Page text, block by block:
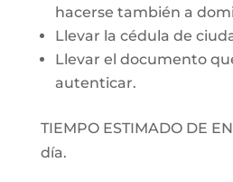
hacerse también a
Llevar la cédula de
Llevar el documento
autenticar.
TIEMPO ESTIMADO DE
día.